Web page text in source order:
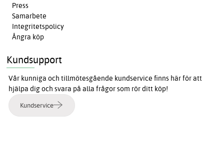
Press
Samarbete
Integritetspolicy
Ångra köp
Kundsupport
Vår kunniga och tillmötesgående kundservice finns här för att
hjälpa dig och svara på alla frågor som rör ditt köp!
Kundservice